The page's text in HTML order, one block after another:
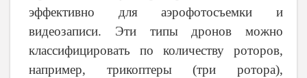
эффективно для аэрофотосъемки и
видеозаписи. Эти типы дронов можно
классифицировать по количеству роторов,
например, трикоптеры (три ротора),